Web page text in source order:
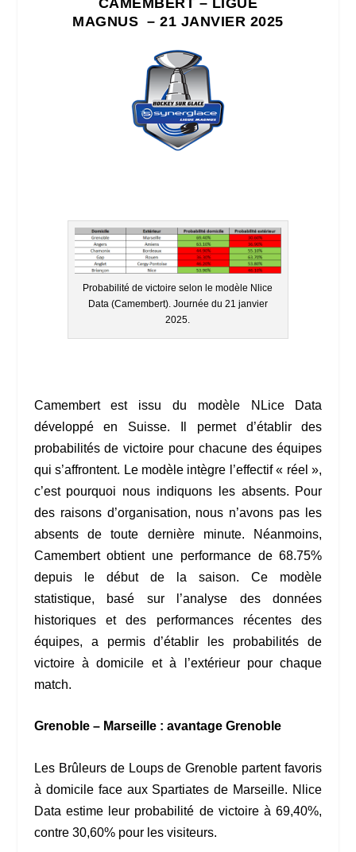
CAMEMBERT – LIGUE
MAGNUS – 21 JANVIER 2025
Probabilité de victoire selon le modèle Nlice
Data (Camembert). Journée du 21 janvier
2025.
Camembert est issu du modèle NLice Data
développé en Suisse. Il permet d’établir des
probabilités de victoire pour chacune des équipes
qui s’affrontent. Le modèle intègre l’effectif « réel »,
c’est pourquoi nous indiquons les absents. Pour
des raisons d’organisation, nous n’avons pas les
absents de toute dernière minute. Néanmoins,
Camembert obtient une performance de 68.75%
depuis le début de la saison. Ce modèle
statistique, basé sur l’analyse des données
historiques et des performances récentes des
équipes, a permis d’établir les probabilités de
victoire à domicile et à l’extérieur pour chaque
match.
Grenoble – Marseille : avantage Grenoble
Les Brûleurs de Loups de Grenoble partent favoris
à domicile face aux Spartiates de Marseille. Nlice
Data estime leur probabilité de victoire à 69,40%,
contre 30,60% pour les visiteurs.